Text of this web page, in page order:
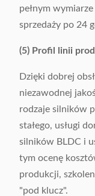
pełnym
sprzedaży po 24
(5) Profil linii
Dzięki dobrej
niezawodnej
rodzaje silników
stałego, usługi
silników BLDC i
tym ocenę
produkcji,
"pod klucz".